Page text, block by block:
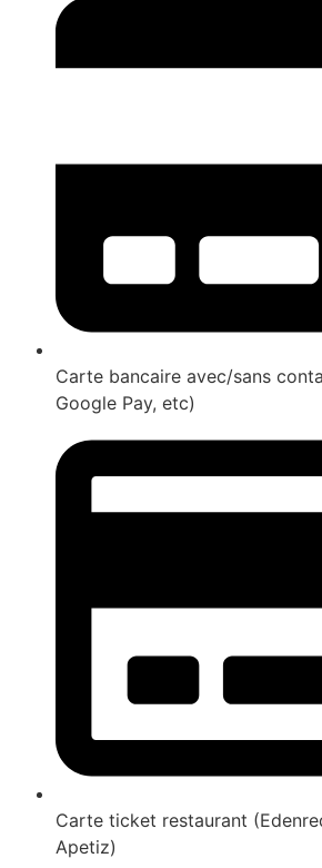
Carte bancaire avec/sans
Google Pay, etc)
Carte ticket restaurant
Apetiz)